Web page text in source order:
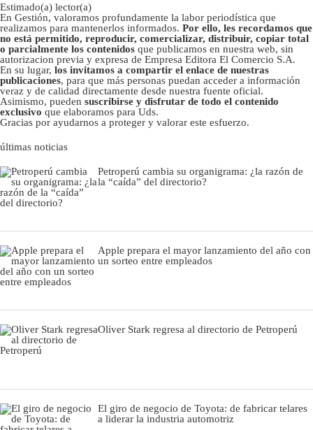
Estimado(a) lector(a)
En Gestión, valoramos profundamente la labor periodística que
realizamos para mantenerlos informados. Por ello, les recordamos que
no está permitido, reproducir, comercializar, distribuir, copiar total
o parcialmente los contenidos que publicamos en nuestra web, sin
autorizacion previa y expresa de Empresa Editora El Comercio S.A.
En su lugar, los invitamos a compartir el enlace de nuestras
publicaciones, para que más personas puedan acceder a información
veraz y de calidad directamente desde nuestra fuente oficial.
Asimismo, pueden suscribirse y disfrutar de todo el contenido
exclusivo que elaboramos para Uds.
Gracias por ayudarnos a proteger y valorar este esfuerzo.
últimas noticias
Petroperú cambia su organigrama: ¿la razón de
la “caída” del directorio?
Apple prepara el mayor lanzamiento del año con
un sorteo entre empleados
Oliver Stark regresa al directorio de Petroperú
El giro de negocio de Toyota: de fabricar telares
a liderar la industria automotriz